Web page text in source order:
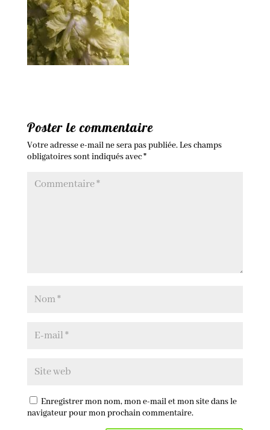
Poster le commentaire
Votre adresse e-mail ne sera pas publiée.Les champs
obligatoires sont indiqués avec*
Enregistrer mon nom, mon e-mail et mon site dans le
navigateur pour mon prochain commentaire.